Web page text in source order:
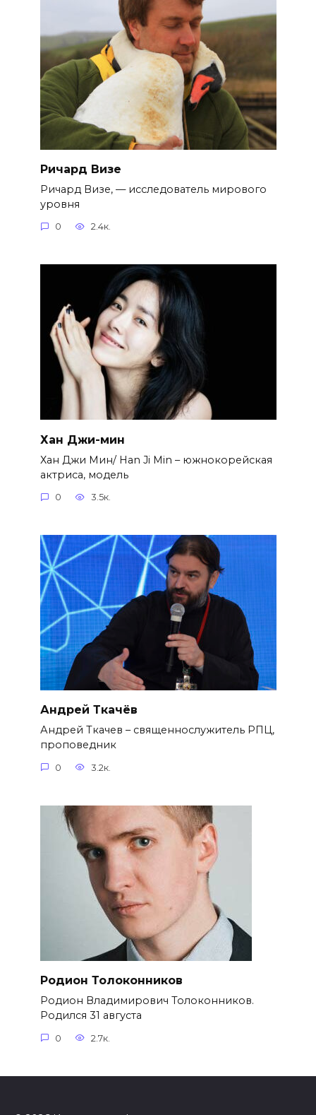
Ричард Визе
Ричард Визе, — исследователь мирового
уровня
0 2.4к.
Хан Джи-мин
Хан Джи Мин/ Han Ji Min – южнокорейская
актриса, модель
0 3.5к.
Андрей Ткачёв
Андрей Ткачев – священнослужитель РПЦ,
проповедник
0 3.2к.
Родион Толоконников
Родион Владимирович Толоконников.
Родился 31 августа
0 2.7к.